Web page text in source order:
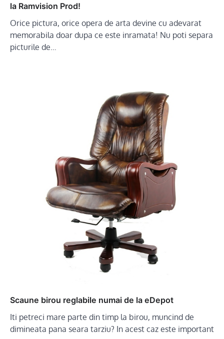
la Ramvision Prod!
Orice pictura, orice opera de arta devine cu adevarat
memorabila doar dupa ce este inramata! Nu poti separa
picturile de…
Scaune birou reglabile numai de la eDepot
Iti petreci mare parte din timp la birou, muncind de
dimineata pana seara tarziu? In acest caz este important